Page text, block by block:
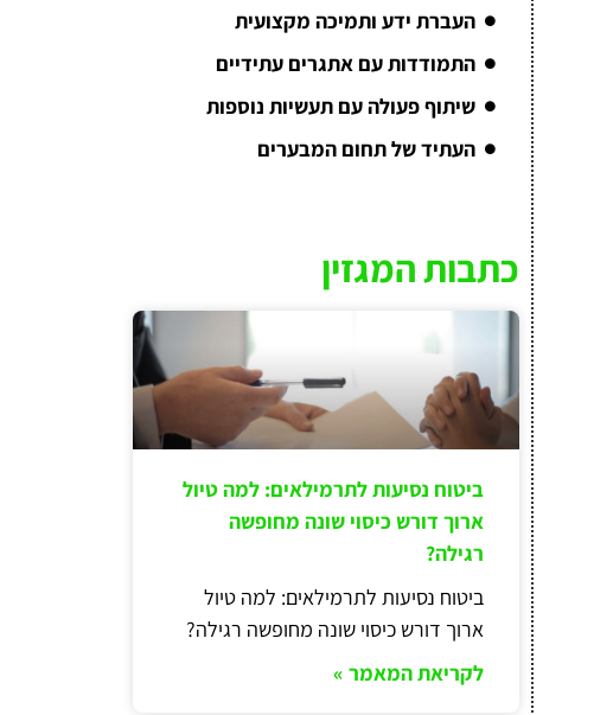
העברת ידע ותמיכה מקצועית
התמודדות עם אתגרים עתידיים
שיתוף פעולה עם תעשיות נוספות
העתיד של תחום המבערים
כתבות המגזין
ביטוח נסיעות לתרמילאים: למה טיול
ארוך דורש כיסוי שונה מחופשה
רגילה?
ביטוח נסיעות לתרמילאים: למה טיול
ארוך דורש כיסוי שונה מחופשה רגילה?
לקריאת המאמר »